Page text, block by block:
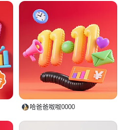
哈爸爸呶呶0000